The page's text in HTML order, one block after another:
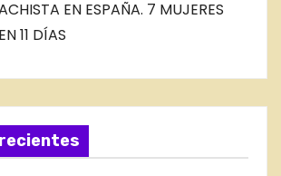
EN ESPAÑA. 7 MUJERES
11 DÍAS